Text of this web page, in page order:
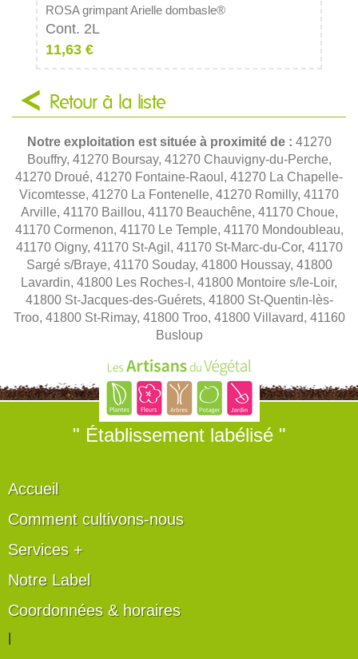
ROSA grimpant Arielle dombasle®
Cont. 2L
11,63 €
Retour à la liste
Notre exploitation est située à proximité de : 41270
Bouffry, 41270 Boursay, 41270 Chauvigny-du-Perche,
41270 Droué, 41270 Fontaine-Raoul, 41270 La Chapelle-
Vicomtesse, 41270 La Fontenelle, 41270 Romilly, 41170
Arville, 41170 Baillou, 41170 Beauchêne, 41170 Choue,
41170 Cormenon, 41170 Le Temple, 41170 Mondoubleau,
41170 Oigny, 41170 St-Agil, 41170 St-Marc-du-Cor, 41170
Sargé s/Braye, 41170 Souday, 41800 Houssay, 41800
Lavardin, 41800 Les Roches-l, 41800 Montoire s/le-Loir,
41800 St-Jacques-des-Guérets, 41800 St-Quentin-lès-
Troo, 41800 St-Rimay, 41800 Troo, 41800 Villavard, 41160
Busloup
" Établissement labélisé "
Accueil
Comment cultivons-nous
Services +
Notre Label
Coordonnées & horaires